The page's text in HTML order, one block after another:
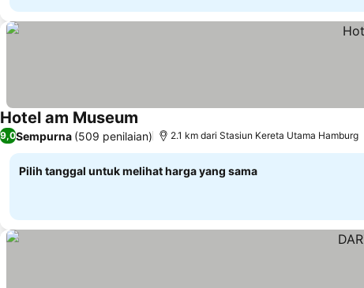
Hotel am Museum Lihat harga
9,0Sempurna (509 penilaian) 2.1 km dari Stasiun Kereta Utama Hamburg
Pilih tanggal untuk melihat harga yang sama